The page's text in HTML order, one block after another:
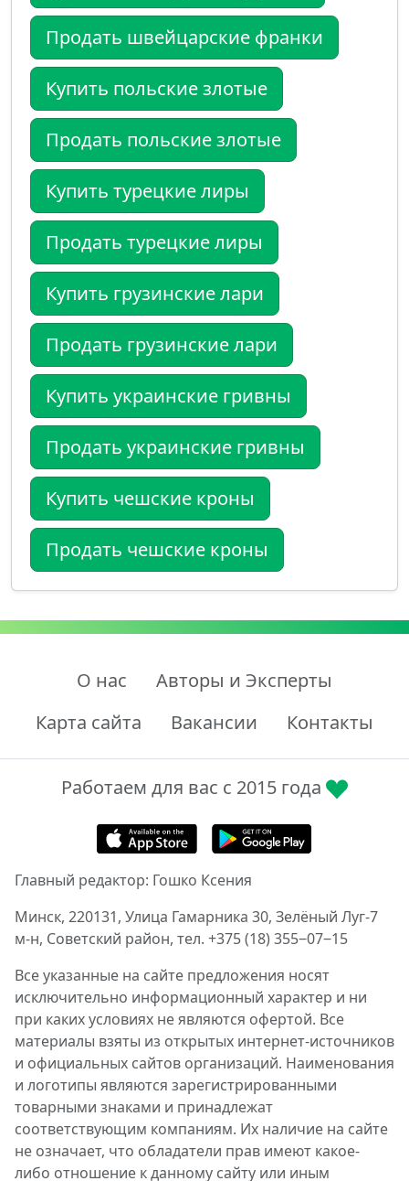
Продать швейцарские франки
Купить польские злотые
Продать польские злотые
Купить турецкие лиры
Продать турецкие лиры
Купить грузинские лари
Продать грузинские лари
Купить украинские гривны
Продать украинские гривны
Купить чешские кроны
Продать чешские кроны
О нас
Авторы и Эксперты
Карта сайта
Вакансии Контакты
Работаем для вас с 2015 года
Главный редактор: Гошко Ксения
Минск, 220131, Улица Гамарника 30, Зелёный Луг-7
м-н, Советский район, тел. +375 (18) 355‒07‒15
Все указанные на сайте предложения носят
исключительно информационный характер и ни
при каких условиях не являются офертой. Все
материалы взяты из открытых интернет-источников
и официальных сайтов организаций. Наименования
и логотипы являются зарегистрированными
товарными знаками и принадлежат
соответствующим компаниям. Их наличие на сайте
не означает, что обладатели прав имеют какое-
либо отношение к данному сайту или иным